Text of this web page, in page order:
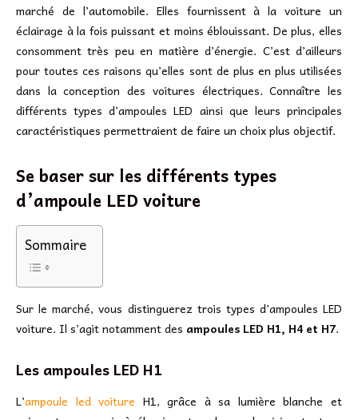
marché de l’automobile. Elles fournissent à la voiture un
éclairage à la fois puissant et moins éblouissant. De plus, elles
consomment très peu en matière d’énergie. C’est d’ailleurs
pour toutes ces raisons qu’elles sont de plus en plus utilisées
dans la conception des voitures électriques. Connaître les
différents types d’ampoules LED ainsi que leurs principales
caractéristiques permettraient de faire un choix plus objectif.
Se baser sur les différents types
d’ampoule LED voiture
Sommaire
Sur le marché, vous distinguerez trois types d’ampoules LED
voiture. Il s’agit notamment des ampoules LED H1, H4 et H7.
Les ampoules LED H1
L’ampoule led voiture H1, grâce à sa lumière blanche et